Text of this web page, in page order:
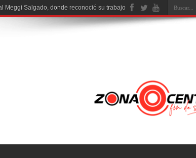
Meggi Salgado, donde reconoció su trabajo